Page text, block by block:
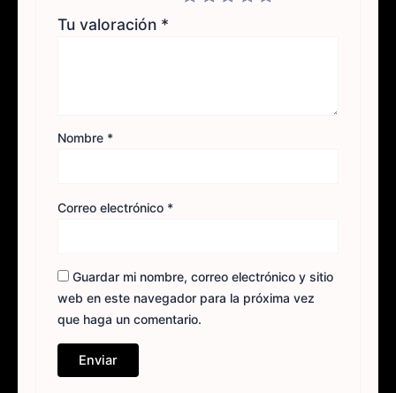
Tu valoración *
Nombre *
Correo electrónico *
Guardar mi nombre, correo electrónico y sitio
web en este navegador para la próxima vez
que haga un comentario.